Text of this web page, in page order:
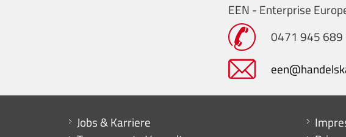
EEN - Enterprise
0471 945 689
Mini menu di servizio
Jobs & Karriere
Menu